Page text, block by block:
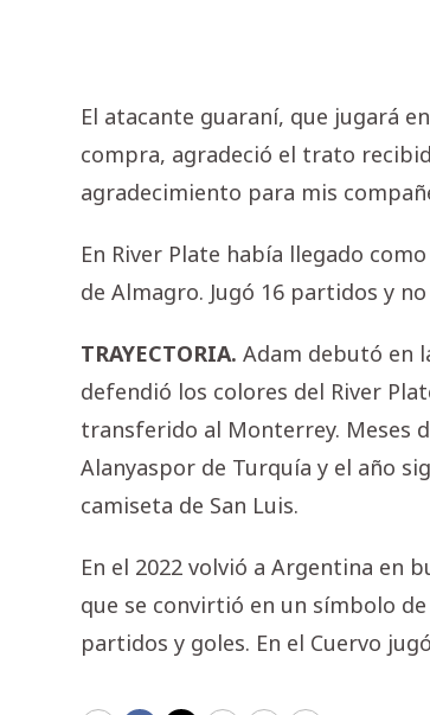
El atacante guaraní, que jugará
compra, agradeció el trato
agradecimiento para mis
En River Plate había llegado
de Almagro. Jugó 16 partidos y
TRAYECTORIA. Adam debutó en
defendió los colores del River
transferido al Monterrey. Meses
Alanyaspor de Turquía y el año
camiseta de San Luis.
En el 2022 volvió a Argentina en
que se convirtió en un símbolo
partidos y goles. En el Cuervo